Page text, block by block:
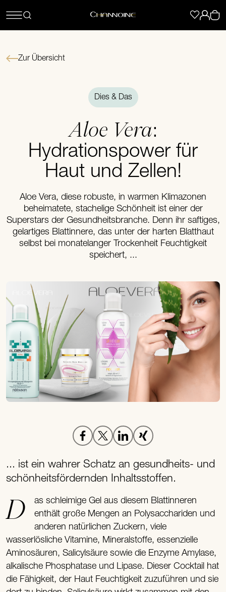
Zur Übersicht
Dies & Das
Aloe Vera:
Hydrationspower für
Haut und Zellen!
Aloe Vera, diese robuste, in warmen Klimazonen
beheimatete, stachelige Schönheit ist einer der
Superstars der Gesundheitsbranche. Denn ihr saftiges,
gelartiges Blattinnere, das unter der harten Blatthaut
selbst bei monatelanger Trockenheit Feuchtigkeit
speichert, ...
... ist ein wahrer Schatz an gesundheits- und
schönheitsfördernden Inhaltsstoffen.
Das schleimige Gel aus diesem Blattinneren
enthält große Mengen an Polysacchariden und
anderen natürlichen Zuckern, viele
wasserlösliche Vitamine, Mineralstoffe, essenzielle
Aminosäuren, Salicylsäure sowie die Enzyme Amylase,
alkalische Phosphatase und Lipase. Dieser Cocktail hat
die Fähigkeit, der Haut Feuchtigkeit zuzuführen und sie